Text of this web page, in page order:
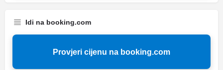
Idi na booking.com
Provjeri cijenu na booking.com